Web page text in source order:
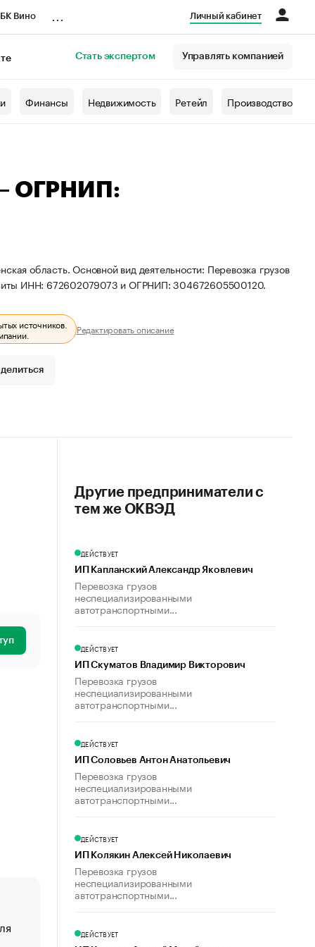
Вино Личный кабинет
Стать экспертом Управлять компанией
Финансы Недвижимость Ретейл Производство
— ОГРНИП:
область. Основной вид деятельности: Перевозка грузов
ИНН: 672602079073 и ОГРНИП: 304672605500120.
источников.
Редактировать описание
«От спорта тело стареет иначе». Как живет глава
создавшей GTA
Другие предприниматели с
тем же ОКВЭД
ДЕЙСТВУЕТ
ИП Капланский Александр Яковлевич
Перевозка грузов
неспециализированными
автотранспортными...
ДЕЙСТВУЕТ
ИП Скуматов Владимир Викторович
Перевозка грузов
неспециализированными
автотранспортными...
ДЕЙСТВУЕТ
ИП Соловьев Антон Анатольевич
Перевозка грузов
неспециализированными
автотранспортными...
ДЕЙСТВУЕТ
ИП Колякин Алексей Николаевич
Перевозка грузов
неспециализированными
автотранспортными...
ДЕЙСТВУЕТ